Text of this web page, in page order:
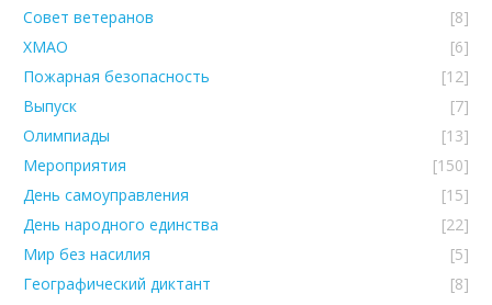
Совет ветеранов
[8]
ХМАО
[6]
Пожарная безопасность
[12]
Выпуск
[7]
Олимпиады
[13]
Мероприятия
[150]
День самоуправления
[15]
День народного единства
[22]
Мир без насилия
[5]
Географический диктант
[8]